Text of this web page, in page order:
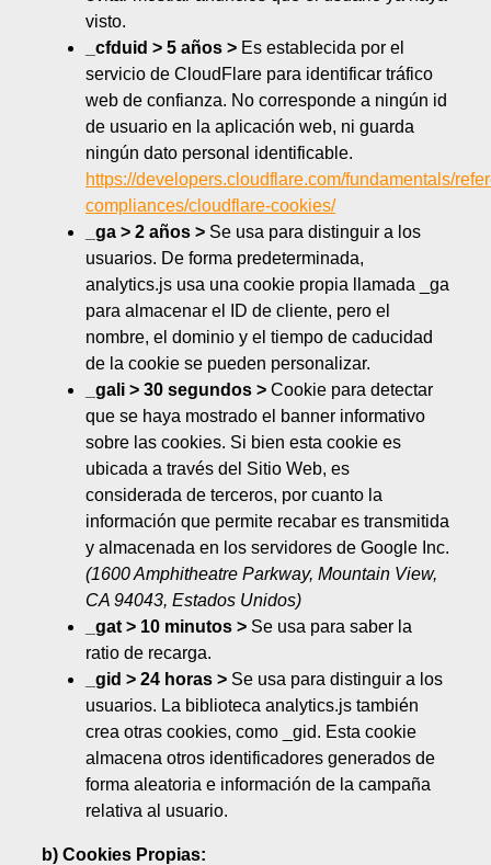
visto.
_cfduid > 5 años > Es establecida por el
servicio de CloudFlare para identificar tráfico
web de confianza. No corresponde a ningún id
de usuario en la aplicación web, ni guarda
ningún dato personal identificable.
https://developers.cloudflare.com/fundamentals/
compliances/cloudflare-cookies/
_ga > 2 años > Se usa para distinguir a los
usuarios. De forma predeterminada,
analytics.js usa una cookie propia llamada _ga
para almacenar el ID de cliente, pero el
nombre, el dominio y el tiempo de caducidad
de la cookie se pueden personalizar.
_gali > 30 segundos > Cookie para detectar
que se haya mostrado el banner informativo
sobre las cookies. Si bien esta cookie es
ubicada a través del Sitio Web, es
considerada de terceros, por cuanto la
información que permite recabar es transmitida
y almacenada en los servidores de Google Inc.
(1600 Amphitheatre Parkway, Mountain View,
CA 94043, Estados Unidos)
_gat > 10 minutos > Se usa para saber la
ratio de recarga.
_gid > 24 horas > Se usa para distinguir a los
usuarios. La biblioteca analytics.js también
crea otras cookies, como _gid. Esta cookie
almacena otros identificadores generados de
forma aleatoria e información de la campaña
relativa al usuario.
b) Cookies Propias: